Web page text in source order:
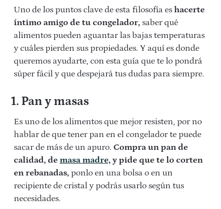
Uno de los puntos clave de esta filosofía es hacerte
íntimo amigo de tu congelador, saber qué
alimentos pueden aguantar las bajas temperaturas
y cuáles pierden sus propiedades. Y aquí es donde
queremos ayudarte, con esta guía que te lo pondrá
súper fácil y que despejará tus dudas para siempre.
1. Pan y masas
Es uno de los alimentos que mejor resisten, por no
hablar de que tener pan en el congelador te puede
sacar de más de un apuro. Compra un pan de
calidad, de masa madre, y pide que te lo corten
en rebanadas, ponlo en una bolsa o en un
recipiente de cristal y podrás usarlo según tus
necesidades.